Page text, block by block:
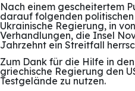
Nach einem gescheitertem
darauf folgenden
Ukrainische Regierung, in
Verhandlungen, die Insel
Jahrzehnt ein Streitfall
Zum Dank für die Hilfe in
griechische Regierung den
Testgelände zu nutzen.